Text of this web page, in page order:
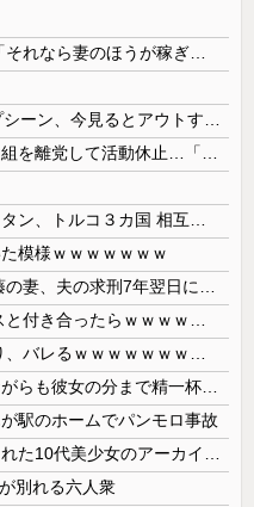
模様ｗｗｗｗｗｗｗ
駅のホームでパンモロ事故
別れる六人衆